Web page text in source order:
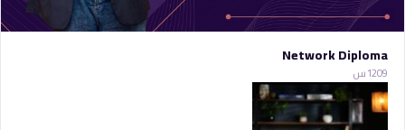
Network Diploma
9120س